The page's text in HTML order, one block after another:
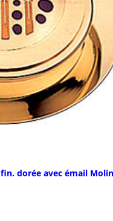
dorée avec émail